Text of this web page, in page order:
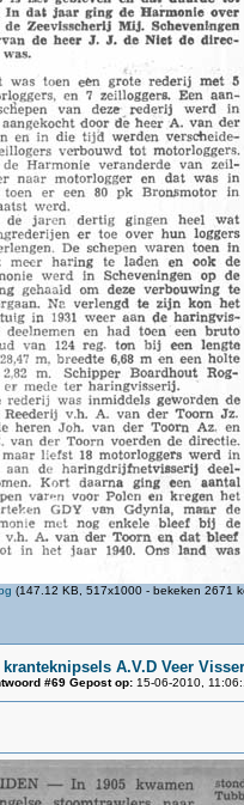
(147.12 KB, 517x1000 - bekeken 2671
kranteknipsels A.V.D Veer
#69 Gepost op:15-06-2010,